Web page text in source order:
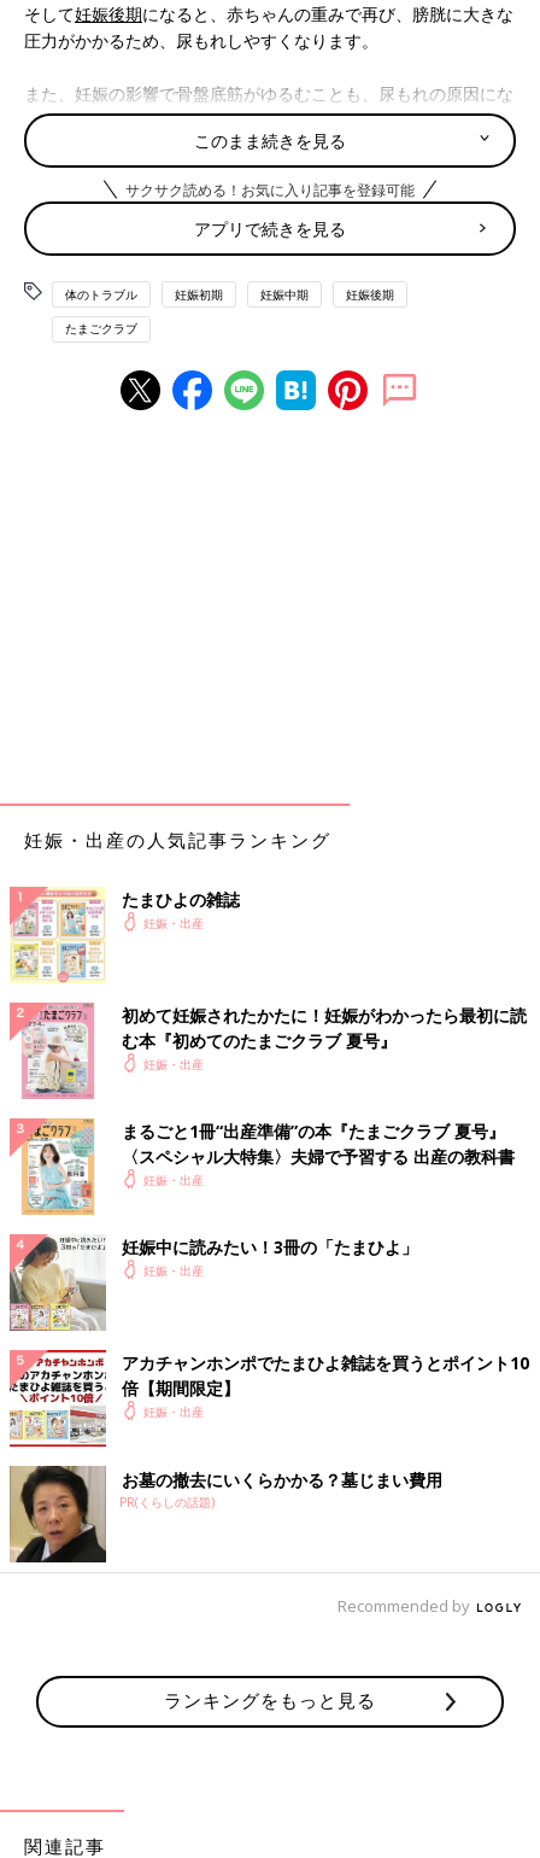
そして妊娠後期になると、赤ちゃんの重みで再び、膀胱に大きな
圧力がかかるため、尿もれしやすくなります。
また、妊娠の影響で骨盤底筋がゆるむことも、尿もれの原因にな
ります。
骨盤ベルトで改善する場合も
尿もれは妊娠期特有のことなので、生理用ナプキンや尿もれパッ
ドをあてて乗りきりましょう。
妊娠中期の尿もれは、骨盤ベルトを装着すると子宮による膀胱圧
迫を緩和するため、多少改善する場合もあります。骨盤ベルトを
装着する場合は、必ず
残尿感が続く場合は要注意！
妊娠中期以降は、大きくなった子宮に膀胱が押され、尿を全部出
しきれないこともあります。すっきりしない感じが残るのは生理
的な現象といえます。
ただし、残尿感が続く場合や、排尿時に痛みがあるときは膀胱炎
の可能性もあるので、受診しましょう。
妊娠中は尿路感染症になりやすい
尿路に細菌が感染して炎症が起きた状態を「尿路感染症」といい
ます。膀胱炎もその一つ。膀胱の中に大腸菌などの細菌が入り、
炎症を起こす病気です。妊娠中はホルモンの影響で尿道を締める
筋肉がゆるむため、膀胱に細菌が入りやすくなります。
膀胱炎になった場合は、赤ちゃんに影響のない抗菌薬を服用して
治療します。
膀胱炎が悪化し、細菌が尿管から腎臓に侵入すると、腎盂腎炎
（じんうじんえん）を発症する恐れがあります。腎盂腎炎は高熱
や腰痛を症状とすることが多く、悪化するとママは腎機能低下な
どになることも。また、流産や早産につながることがあるので、
膀胱炎の段階で完治することが大切です。
監修／杉本充弘先生 取材・文／栗本和佳子
おしっこが出ない！ 尿閉になった私を
このまま続きを見る
サクサク読める！お気に入り記事を登録可能
アプリで続きを見る
体のトラブル 妊娠初期 妊娠中期 妊娠後期
たまごクラブ
妊娠・出産の人気記事ランキング
たまひよの雑誌
妊娠・出産
初めて妊娠されたかたに！妊娠がわかったら最初に読
む本『初めてのたまごクラブ 夏号』
妊娠・出産
まるごと1冊“出産準備”の本『たまごクラブ 夏号』
〈スペシャル大特集〉夫婦で予習する 出産の教科書
妊娠・出産
妊娠中に読みたい！3冊の「たまひよ」
妊娠・出産
アカチャンホンポでたまひよ雑誌を買うとポイント10
倍【期間限定】
妊娠・出産
お墓の撤去にいくらかかる？墓じまい費用
PR(くらしの話題)
Recommended by
ランキングをもっと見る
関連記事